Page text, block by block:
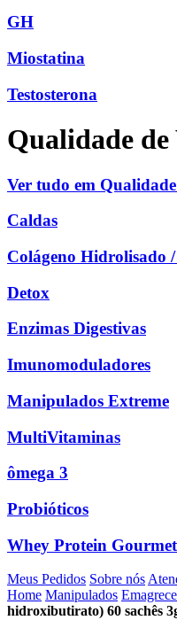
GH
Miostatina
Testosterona
Qualidade de
Ver tudo em
Caldas
Colágeno Hidrolisado /
Detox
Enzimas Digestivas
Imunomoduladores
Manipulados Extreme
MultiVitaminas
ômega 3
Probióticos
Whey Protein Gourmet
Meus Pedidos Sobre nós
Home Manipulados
hidroxibutirato) 60 sachês